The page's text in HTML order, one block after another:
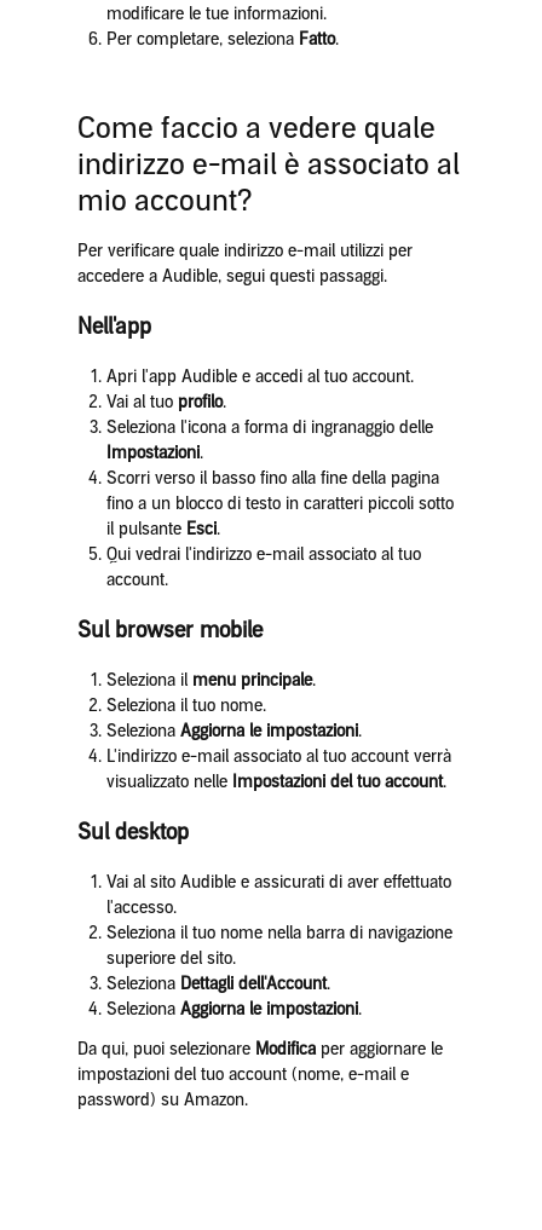
modificare le tue informazioni.
Per completare, seleziona Fatto.
Come faccio a vedere quale
indirizzo e-mail è associato al
mio account?
Per verificare quale indirizzo e-mail utilizzi per
accedere a Audible, segui questi passaggi.
Nell'app
Apri l'app Audible e accedi al tuo account.
Vai al tuo profilo.
Seleziona l'icona a forma di ingranaggio delle
Impostazioni.
Scorri verso il basso fino alla fine della pagina
fino a un blocco di testo in caratteri piccoli sotto
il pulsante Esci.
Qui vedrai l'indirizzo e-mail associato al tuo
account.
Sul browser mobile
Seleziona il menu principale.
Seleziona il tuo nome.
Seleziona Aggiorna le impostazioni.
L'indirizzo e-mail associato al tuo account verrà
visualizzato nelle Impostazioni del tuo account.
Sul desktop
Vai al sito Audible e assicurati di aver effettuato
l'accesso.
Seleziona il tuo nome nella barra di navigazione
superiore del sito.
Seleziona Dettagli dell'Account.
Seleziona Aggiorna le impostazioni.
Da qui, puoi selezionare Modifica per aggiornare le
impostazioni del tuo account (nome, e-mail e
password) su Amazon.